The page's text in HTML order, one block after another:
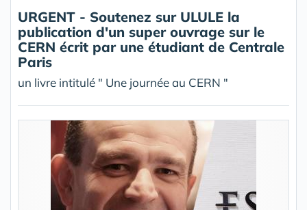
URGENT - Soutenez sur ULULE la
publication d'un super ouvrage sur le
CERN écrit par une étudiant de Centrale
Paris
un livre intitulé " Une journée au CERN "